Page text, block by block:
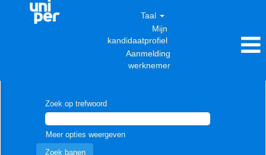
Taal
Mijn
kandidaatprofiel
Aanmelding
werknemer
Zoek op trefwoord
Meer opties weergeven